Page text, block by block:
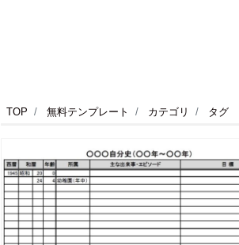
TOP 無料テンプレート カテゴリ タグ